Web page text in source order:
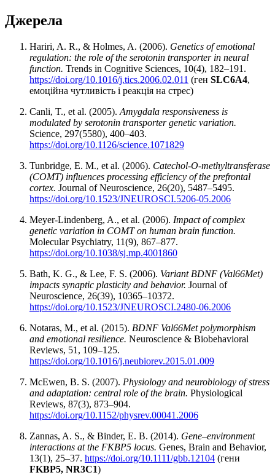
Джерела
Hariri, A. R., & Holmes, A. (2006). Genetics of emotional
regulation: the role of the serotonin transporter in neural
function. Trends in Cognitive Sciences, 10(4), 182–191.
https://doi.org/10.1016/j.tics.2006.02.011 (ген SLC6A4,
емоційна чутливість і реакція на стрес)
Canli, T., et al. (2005). Amygdala responsiveness is
modulated by serotonin transporter genetic variation.
Science, 297(5580), 400–403.
https://doi.org/10.1126/science.1071829
Tunbridge, E. M., et al. (2006). Catechol-O-methyltransferase
(COMT) influences processing efficiency of the prefrontal
cortex. Journal of Neuroscience, 26(20), 5487–5495.
https://doi.org/10.1523/JNEUROSCI.5206-05.2006
Meyer-Lindenberg, A., et al. (2006). Impact of complex
genetic variation in COMT on human brain function.
Molecular Psychiatry, 11(9), 867–877.
https://doi.org/10.1038/sj.mp.4001860
Bath, K. G., & Lee, F. S. (2006). Variant BDNF (Val66Met)
impacts synaptic plasticity and behavior. Journal of
Neuroscience, 26(39), 10365–10372.
https://doi.org/10.1523/JNEUROSCI.2480-06.2006
Notaras, M., et al. (2015). BDNF Val66Met polymorphism
and emotional resilience. Neuroscience & Biobehavioral
Reviews, 51, 109–125.
https://doi.org/10.1016/j.neubiorev.2015.01.009
McEwen, B. S. (2007). Physiology and neurobiology of stress
and adaptation: central role of the brain. Physiological
Reviews, 87(3), 873–904.
https://doi.org/10.1152/physrev.00041.2006
Zannas, A. S., & Binder, E. B. (2014). Gene–environment
interactions at the FKBP5 locus. Genes, Brain and Behavior,
13(1), 25–37. https://doi.org/10.1111/gbb.12104 (гени
FKBP5, NR3C1)